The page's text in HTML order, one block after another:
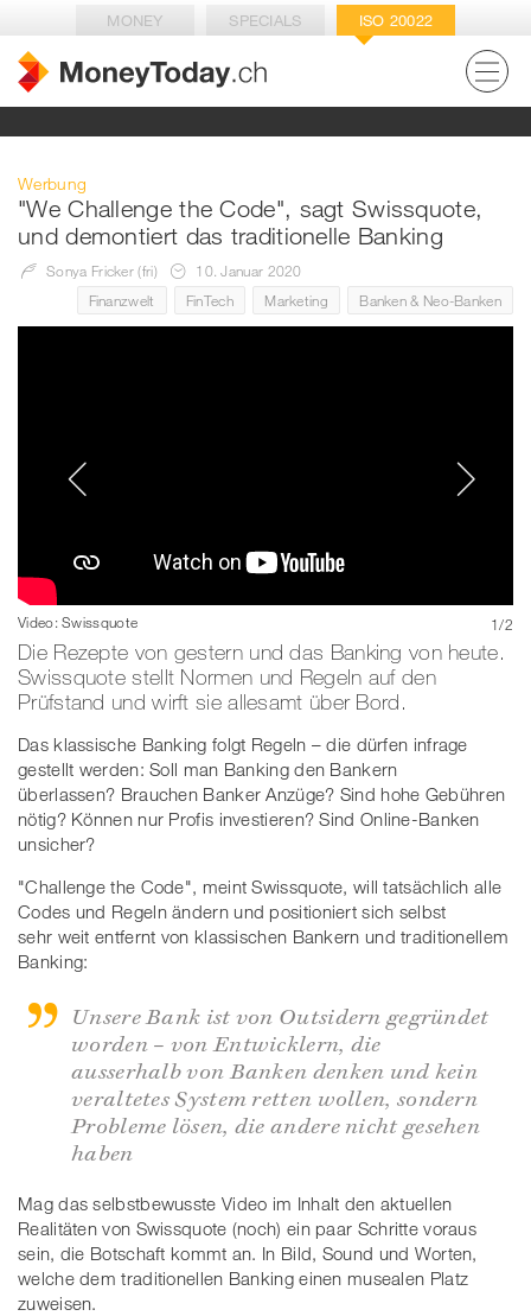
MONEY SPECIALS ISO 20022
Werbung
"We Challenge the Code", sagt Swissquote,
und demontiert das traditionelle Banking
Sonya Fricker (fri)
10. Januar 2020
Finanzwelt
FinTech Marketing Banken & Neo-Banken
Video: Swissquote
Video: Swissquote 1/2
Die Rezepte von gestern und das Banking von heute.
Swissquote stellt Normen und Regeln auf den
Prüfstand und wirft sie allesamt über Bord.
Das klassische Banking folgt Regeln – die dürfen infrage
gestellt werden: Soll man Banking den Bankern
überlassen? Brauchen Banker Anzüge? Sind hohe Gebühren
nötig? Können nur Profis investieren? Sind Online-Banken
unsicher?
"Challenge the Code", meint Swissquote, will tatsächlich alle
Codes und Regeln ändern und positioniert sich selbst
sehr weit entfernt von klassischen Bankern und traditionellem
Banking:
Unsere Bank ist von Outsidern gegründet
worden – von Entwicklern, die
ausserhalb von Banken denken und kein
veraltetes System retten wollen, sondern
Probleme lösen, die andere nicht gesehen
haben
Mag das selbstbewusste Video im Inhalt den aktuellen
Realitäten von Swissquote (noch) ein paar Schritte voraus
sein, die Botschaft kommt an. In Bild, Sound und Worten,
welche dem traditionellen Banking einen musealen Platz
zuweisen.